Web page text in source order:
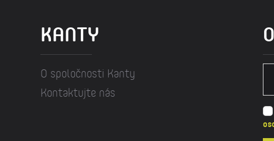
KANTY
O spoločnosti Kanty
Kontaktujte nás